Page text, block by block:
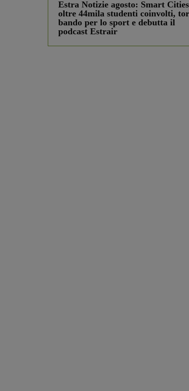
Estra Notizie agosto: Smart
oltre 44mila studenti coinvolti,
bando per lo sport e debutta il
podcast Estrair